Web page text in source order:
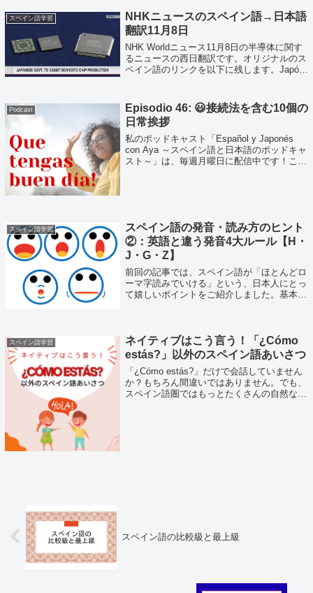
スペイン語学習
NHKニュースのスペイン語→日本語
翻訳11月8日
NHK Worldニュース11月8日の半導体に関す
るニュースの西日翻訳です。オリジナルのス
ペイン語のリンクを以下に残します。Japón
Podcast
Episodio 46: 😃接続法を含む10個の
日常挨拶
私のポッドキャスト「Español y Japonés
con Aya ～スペイン語と日本語のポッドキャ
スト～」は、毎週月曜日に配信中です！こち
スペイン語学習
スペイン語の発音・読み方のヒント
②：英語と違う発音4大ルール【H・
J・G・Z】
前回の記事では、スペイン語が「ほとんどロ
ーマ字読みでいける」という、日本人にとっ
て嬉しいポイントをご紹介しました。基本は
心...
スペイン語学習
ネイティブはこう言う！「¿Cómo
estás?」以外のスペイン語あいさつ
「¿Cómo estás?」だけで会話していません
か？もちろん間違いではありません。でも、
スペイン語圏ではもっとたくさんの自然な言
スペイン語の比較級と最上級